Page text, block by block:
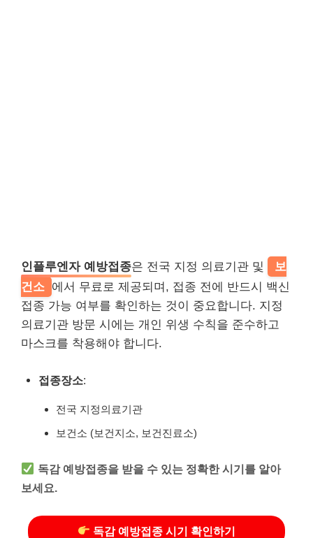
인플루엔자 예방접종은 전국 지정 의료기관 및
보
건소 에서 무료로 제공되며, 접종 전에 반드시 백신
접종 가능 여부를 확인하는 것이 중요합니다. 지정
의료기관 방문 시에는 개인 위생 수칙을 준수하고
마스크를 착용해야 합니다.
접종장소:
전국 지정의료기관
보건소 (보건지소, 보건진료소)
독감 예방접종을 받을 수 있는 정확한 시기를 알아
보세요.
독감 예방접종 시기 확인하기